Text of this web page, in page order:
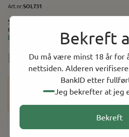
Bekreft
Du må være minst 18 år for
nettsiden. Alderen
BankID etter
Jeg bekrefter at jeg
Bekreft
Art.nr:SOL731
Solani Blue 50 gr, Pipetobakk En fyldig blanding av Black
Cavendish, søtlig Virginia, nøtteaktig
Les mer
NOK 501.00
Dette produktet har en
du har fullført kjøpet, vil du bli
din ved hjelp av BankID for å